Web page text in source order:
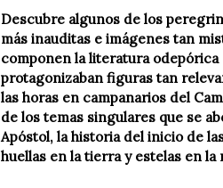
Descubre algunos de los
más inauditas e imágenes tan
componen la literatura
protagonizaban figuras tan
las horas en campanarios del
de los temas singulares que se
Apóstol, la historia del inicio de
huellas en la tierra y estelas en